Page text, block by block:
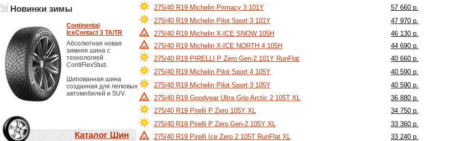
Новинки зимы
Continental
IceContact 3 TA/TR
Абсолютная новая
зимняя шина с
технологией
ContiFlexStud.
Шипованная шина
созданная для легковых
автомобилей и SUV.
Каталог Шин
275/40 R19 Michelin Primacy 3 101Y
57 660 р.
275/40 R19 Michelin Pilot Sport 3 101Y
47 970 р.
275/40 R19 Michelin X-ICE SNOW 105H
46 130 р.
275/40 R19 Michelin X-ICE NORTH 4 105H
44 690 р.
275/40 R19 PIRELLI P Zero Gen-2 101Y RunFlat
40 660 р.
275/40 R19 Michelin Pilot Sport 4 105Y
40 590 р.
275/40 R19 Michelin Pilot Sport 3 105Y
40 590 р.
275/40 R19 Goodyear Ultra Grip Arctic 2 105T XL
36 880 р.
275/40 R19 Pirelli P Zero 105Y XL
34 750 р.
275/40 R19 Pirelli P Zero Gen-2 105Y XL
33 360 р.
275/40 R19 Pirelli Ice Zero 2 105T RunFlat XL
33 240 р.